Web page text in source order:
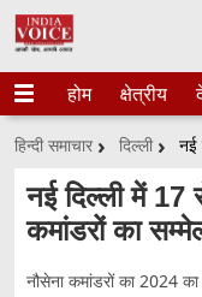
होम क्षेत्रीय
हिन्दी समाचार दिल्ली
नई दिल्ली में 17
कमांडरों का
नौसेना कमांडरों का 2024